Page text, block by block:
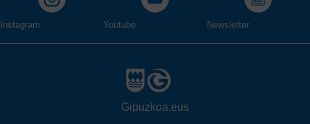
Instagram Youtube Newsletter
Gipuzkoa.eus